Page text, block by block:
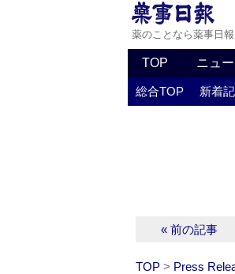
薬のことなら薬事日
TOP ニュ
総合TOP 新着
« 前の記事
TOP > Press